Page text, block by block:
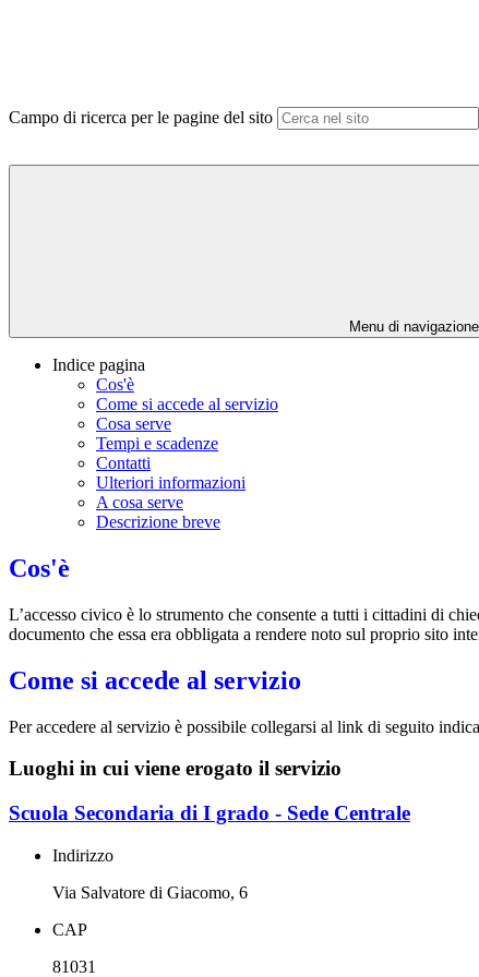
Campo di ricerca per le pagine del sito
Menu di navigazione
Indice pagina
Cos'è
Come si accede al servizio
Cosa serve
Tempi e scadenze
Contatti
Ulteriori informazioni
A cosa serve
Descrizione breve
Cos'è
L’accesso civico è lo strumento che consente a tutti i cittadini di
documento che essa era obbligata a rendere noto sul proprio sito
Come si accede al servizio
Per accedere al servizio è possibile collegarsi al link di seguito
Luoghi in cui viene erogato il servizio
Scuola Secondaria di I grado - Sede Centrale
Indirizzo
Via Salvatore di Giacomo, 6
CAP
81031